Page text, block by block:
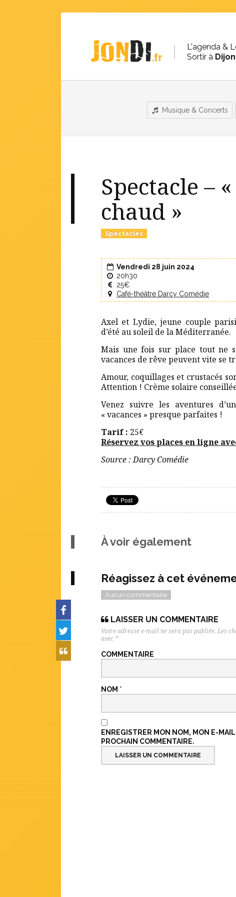
L'agenda &
Sortir à Dijon
Musique & Concerts
Spectacle – «
chaud »
Spectacles
Vendredi 28 juin 2024
20h30
25€
Café-théâtre Darcy Comédie
Axel et Lydie, jeune couple
d’été au soleil de la Méditerranée.
Mais une fois sur place tout ne
vacances de rêve peuvent vite se
Amour, coquillages et crustacés
Attention ! Crème solaire
Venez suivre les aventures
« vacances » presque parfaites !
Tarif : 25€
Réservez vos places en ligne
Source : Darcy Comédie
À voir également
Réagissez à cet
Aucun commentaire
LAISSER UN COMMENTAIRE
Votre adresse e-mail ne sera pas publiée. Les
avec *
COMMENTAIRE
NOM *
ENREGISTRER MON NOM, MON E-
PROCHAIN COMMENTAIRE.